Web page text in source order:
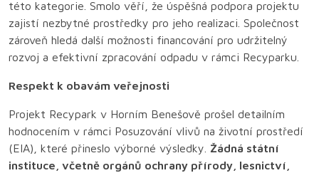
této kategorie. Smolo věří, že úspěšná podpora projektu
zajistí nezbytné prostředky pro jeho realizaci. Společnost
zároveň hledá další možnosti financování pro udržitelný
rozvoj a efektivní zpracování odpadu v rámci Recyparku.
Respekt k obavám veřejnosti
Projekt Recypark v Horním Benešově prošel detailním
hodnocením v rámci Posuzování vlivů na životní prostředí
(EIA), které přineslo výborné výsledky. Žádná státní
instituce, včetně orgánů ochrany přírody, lesnictví,